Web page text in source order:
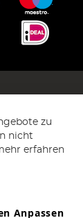
zu
nicht
erfahren
Anpassen